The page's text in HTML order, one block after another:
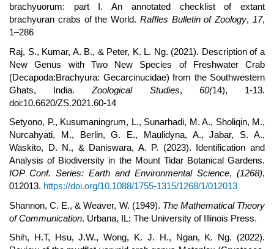
brachyuorum: part I. An annotated checklist of extant
brachyuran crabs of the World. Raffles Bulletin of Zoology, 17,
1–286
Raj, S., Kumar, A. B., & Peter, K. L. Ng. (2021). Description of a
New Genus with Two New Species of Freshwater Crab
(Decapoda:Brachyura: Gecarcinucidae) from the Southwestern
Ghats, India.Zoological Studies, 60(14), 1-13.
doi:10.6620/ZS.2021.60-14
Setyono, P., Kusumaningrum, L., Sunarhadi, M. A., Sholiqin, M.,
Nurcahyati, M., Berlin, G. E., Maulidyna, A., Jabar, S. A.,
Waskito, D. N., & Daniswara, A. P. (2023). Identification and
Analysis of Biodiversity in the Mount Tidar Botanical Gardens.
IOP Conf. Series: Earth and Environmental Science, (1268),
012013. https://doi.org/10.1088/1755-1315/1268/1/012013
Shannon, C. E., & Weaver, W. (1949). The Mathematical Theory
of Communication. Urbana, IL: The University of Illinois Press.
Shih, H.T, Hsu, J.W., Wong, K. J. H., Ngan, K. Ng. (2022).